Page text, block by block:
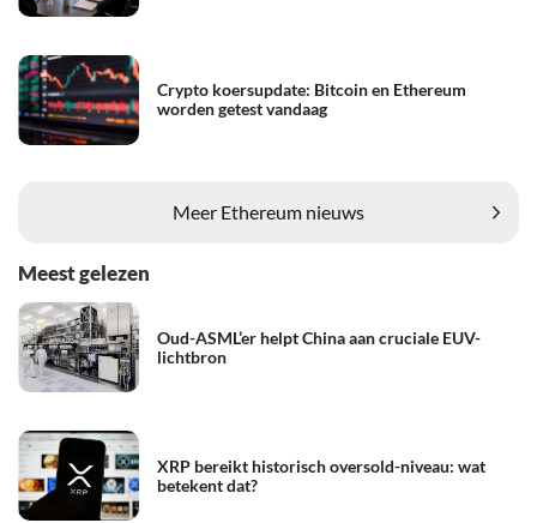
Crypto koersupdate: Bitcoin en Ethereum
worden getest vandaag
Meer Ethereum nieuws
Meest gelezen
Oud-ASML’er helpt China aan cruciale EUV-
lichtbron
XRP bereikt historisch oversold-niveau: wat
betekent dat?